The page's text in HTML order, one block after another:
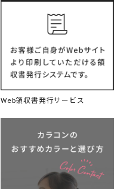
Web領収書発行サービス